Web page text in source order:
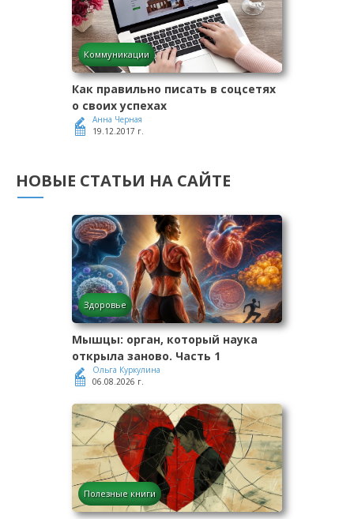
Коммуникации
Как правильно писать в соцсетях
о своих успехах
Анна Черная
19.12.2017 г.
НОВЫЕ СТАТЬИ НА САЙТЕ
Здоровье
Мышцы: орган, который наука
открыла заново. Часть 1
Ольга Куркулина
06.08.2026 г.
Полезные книги